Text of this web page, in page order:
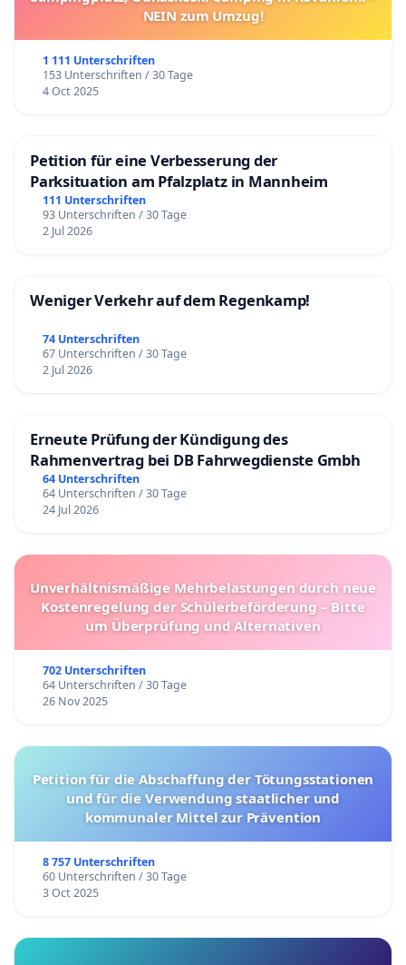
NEIN zum Umzug!
1 111 Unterschriften
153 Unterschriften / 30 Tage
4 Oct 2025
Petition für eine Verbesserung der
Parksituation am Pfalzplatz in Mannheim
111 Unterschriften
93 Unterschriften / 30 Tage
2 Jul 2026
Weniger Verkehr auf dem Regenkamp!
74 Unterschriften
67 Unterschriften / 30 Tage
2 Jul 2026
Erneute Prüfung der Kündigung des
Rahmenvertrag bei DB Fahrwegdienste Gmbh
64 Unterschriften
64 Unterschriften / 30 Tage
24 Jul 2026
Unverhältnismäßige Mehrbelastungen durch neue
Kostenregelung der Schülerbeförderung – Bitte
um Überprüfung und Alternativen
702 Unterschriften
64 Unterschriften / 30 Tage
26 Nov 2025
Petition für die Abschaffung der Tötungsstationen
und für die Verwendung staatlicher und
kommunaler Mittel zur Prävention
8 757 Unterschriften
60 Unterschriften / 30 Tage
3 Oct 2025